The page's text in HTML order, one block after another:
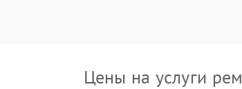
Цены на услуги